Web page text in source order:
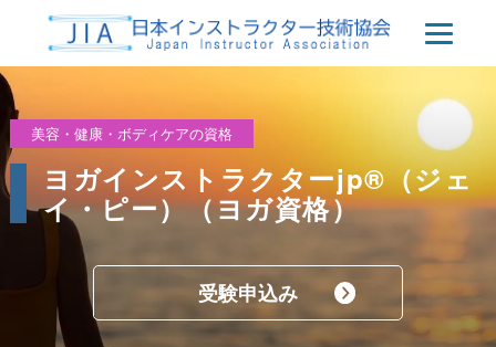
美容・健康・ボディケアの資格
ヨガインストラクターjp®（ジェ
イ・ピー）（ヨガ資格）
受験申込み